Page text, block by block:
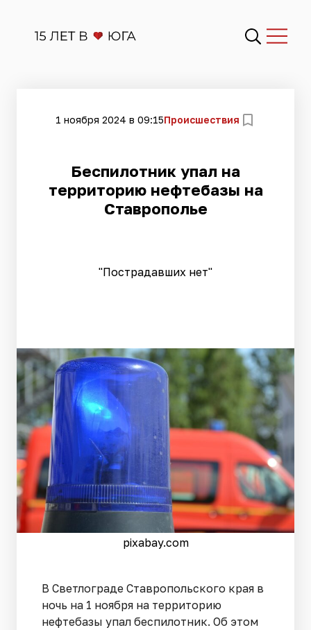
1 ноября 2024 в 09:15Происшествия
Беспилотник упал на
территорию нефтебазы на
Ставрополье
"Пострадавших нет"
pixabay.com
В Светлограде Ставропольского края в
ночь на 1 ноября на территорию
нефтебазы упал беспилотник. Об этом